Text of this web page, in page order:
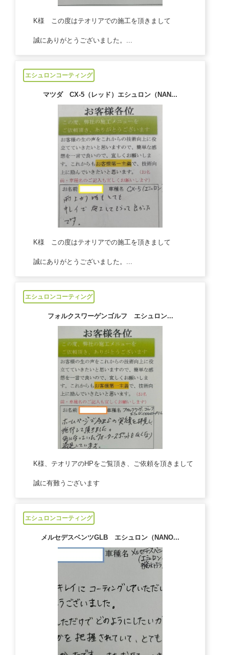
K様 この度はテオリアでの施工を頂きまして
誠にありがとうございました。...
エシュロンコーティング
マツダ CX-5（レッド）エシュロン（NAN...
K様 この度はテオリアでの施工を頂きまして
誠にありがとうございました。...
エシュロンコーティング
フォルクスワーゲンゴルフ エシュロン...
K様、テオリアのHPをご覧頂き、ご依頼を頂きまして
誠に有難うございます
エシュロンコーティング
メルセデスベンツGLB エシュロン（NANO...